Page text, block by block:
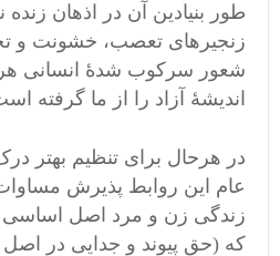
طور بنیادین آن در اذهان
زنجیرهای تعصب، خشونت و
شعور سرکوب شدۀ انسانی
اندیشۀ آزاد را از ما گرفته
در هرحال برای تنظیم بهتر
عام این روابط پذیرش
زندگی زن و مرد اصل اساسی
که (حق پیوند و جدایی در